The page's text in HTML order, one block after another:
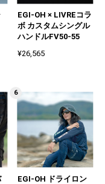
EGI-OH × LIVREコラ
ボ カスタムシングル
ハンドルFV50-55
¥26,565
EGI-OH ドライロン